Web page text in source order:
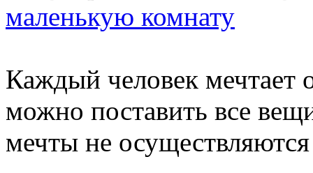
маленькую комнату
Каждый человек мечтает
можно поставить все
мечты не